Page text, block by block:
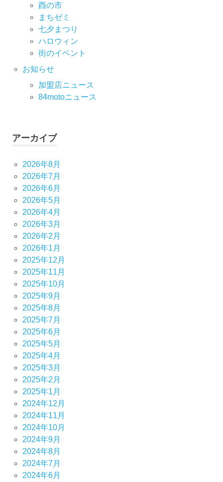
酉の市
まちゼミ
七⼣まつり
ハロウィン
街のイベント
お知らせ
加盟店ニュース
84motoニュース
アーカイブ
2026年8月
2026年7月
2026年6月
2026年5月
2026年4月
2026年3月
2026年2月
2026年1月
2025年12月
2025年11月
2025年10月
2025年9月
2025年8月
2025年7月
2025年6月
2025年5月
2025年4月
2025年3月
2025年2月
2025年1月
2024年12月
2024年11月
2024年10月
2024年9月
2024年8月
2024年7月
2024年6月